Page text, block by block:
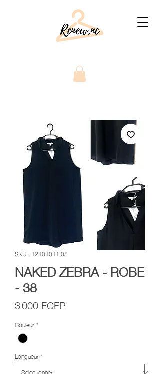
SKU : 12101011.05
NAKED ZEBRA - ROBE
- 38
3 000 FCFP
Couleur*
Longueur*